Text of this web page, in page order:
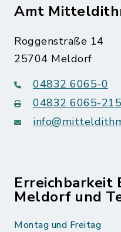
Amt
Roggenstraße 14
25704 Meldorf
04832 6065-0
04832 6065-215
Erreichbarkeit
Meldorf und
Montag und Freitag